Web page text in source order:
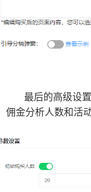
最后的高级设
佣金分析人数和活